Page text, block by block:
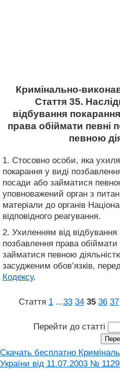
Кримінально-
Стаття 35.
відбування
права обіймати певні
певною
1. Стосовно особи, яка
покарання у виді
посади або займатися
уповноважений орган з
матеріали до органів
відповідного реагування.
2. Ухиленням від відбування
позбавлення права
займатися певною
засудженим обов’язків,
Кодексу.
Стаття 1 ...33 34 35 36 37
Перейти до статті
Скачать бесплатно
України від 11.07.2003 №